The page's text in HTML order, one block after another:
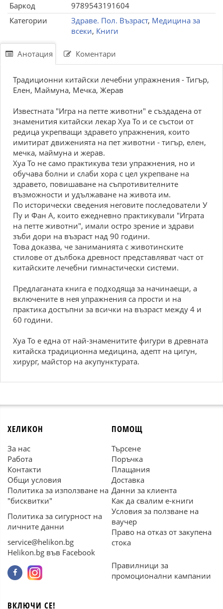
Баркод
9789543191604
Категории
Здраве. Пол. Възраст, Медицина за
всеки, Книги
Анотация Коментари
Традиционни китайски лечебни упражнения - Тигър,
Елен, Маймуна, Мечка, Жерав
Известната "Игра на петте животни" е създадена от
знаменития китайски лекар Хуа То и се състои от
редица укрепващи здравето упражнения, които
имитират движенията на пет животни - тигър, елен,
мечка, маймуна и жерав.
Хуа То не само практикува тези упражнения, но и
обучава болни и слаби хора с цел укрепване на
здравето, повишаване на съпротивителните
възможности и удължаване на живота им.
По исторически сведения неговите последователи У
Пу и Фан А, които ежедневно практикували "Играта
на петте животни", имали остро зрение и здрави
зъби дори на възраст над 90 години.
Това доказва, че заниманията с животинските
стилове от дълбока древност представляват част от
китайските лечебни гимнастически системи.
Предлаганата книга е подходяща за начинаещи, а
включените в нея упражнения са прости и на
практика достъпни за всички на възраст между 4 и
60 години.
Хуа То e една от най-знаменитите фигури в древната
китайска традиционна медицина, адепт на цигун,
хирург, майстор на акупунктурата.
ХЕЛИКОН
За нас
Работа
Контакти
Общи условия
Политика за използване на
"бисквитки"
Политика за сигурност на
личните данни
service@helikon.bg
Helikon.bg във Facebook
ПОМОЩ
Търсене
Поръчка
Плащания
Доставка
Данни за клиента
Как да свалим е-книги
Условия за ползване на
ваучер
Право на отказ от закупена
стока
Правилници за
промоционални кампании
ВКЛЮЧИ СЕ!